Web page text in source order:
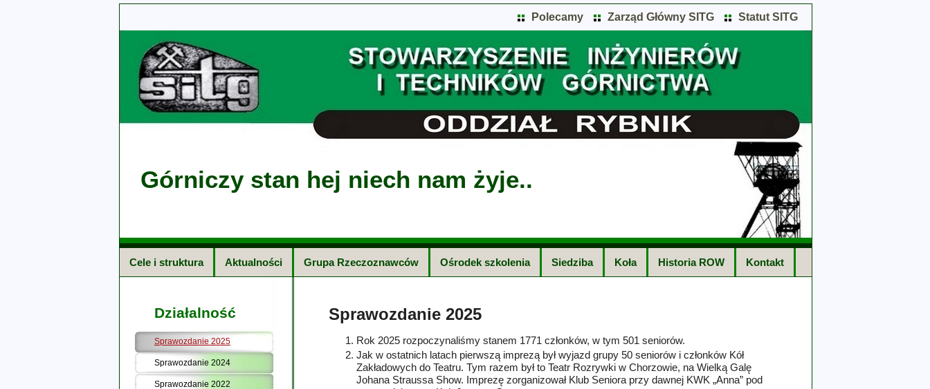
Statut SITG
Zarząd Główny SITG
Polecamy
Górniczy stan hej niech nam żyje..
Cele i struktura Aktualności Grupa Rzeczoznawców Ośrodek szkolenia Siedziba Koła Historia ROW Kontakt
Działalność
Sprawozdanie 2025
Sprawozdanie 2024
Sprawozdanie 2022
Sprawozdanie 2025
Rok 2025 rozpoczynaliśmy stanem 1771 członków, w tym 501 seniorów.
Jak w ostatnich latach pierwszą imprezą był wyjazd grupy 50 seniorów i członków Kół
Zakładowych do Teatru. Tym razem był to Teatr Rozrywki w Chorzowie, na Wielką Galę
Johana Straussa Show. Imprezę zorganizował Klub Seniora przy dawnej KWK „Anna” pod